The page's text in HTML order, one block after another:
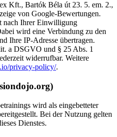
Kft., Bartók Béla út 23. 5. em. 2.,
von Google-Bewertungen.
nach Ihrer Einwilligung
wird eine Verbindung zu den
Ihre IP-Adresse übertragen.
a DSGVO und § 25 Abs. 1
widerrufbar. Weitere
privacy-policy/.
wird als eingebetteter
Bei der Nutzung gelten
Dienstes.